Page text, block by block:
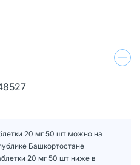
20 мг 50 шт можно на
Башкортостане
20 мг 50 шт ниже в